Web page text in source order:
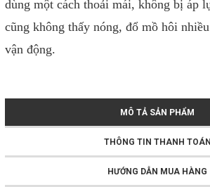
dùng một cách thoải mái, không bị áp
cũng không thấy nóng, đổ mồ hôi
vận động.
MÔ TẢ SẢN PHẨM
THÔNG TIN THANH TOÁN
HƯỚNG DẪN MUA HÀNG